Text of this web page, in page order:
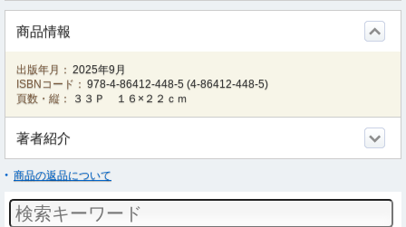
商品情報
出版年月： 2025年9月
ISBNコード： 978-4-86412-448-5 (4-86412-448-5)
頁数・縦：
３３Ｐ １６×２２ｃｍ
著者紹介
商品の返品について